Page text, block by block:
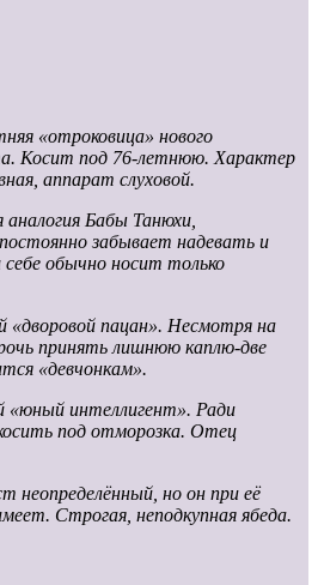
«отроковица» нового
Косит под 76-летнюю. Характер
аппарат слуховой.
аналогия Бабы Танюхи,
забывает надевать и
обычно носит только
«дворовой пацан». Несмотря на
принять лишнюю каплю-две
«девчонкам».
«юный интеллигент». Ради
под отморозка. Отец
неопределённый, но он при её
Строгая, неподкупная ябеда.